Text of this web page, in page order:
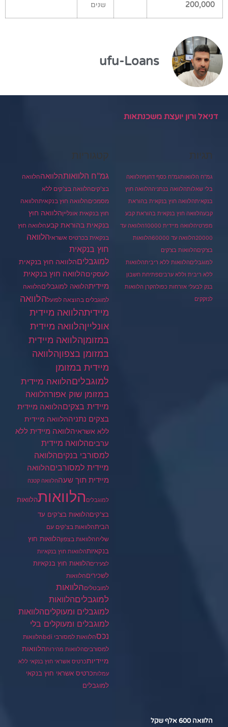
200,000
שנים
ufu-Loans
דניאל ורון יועצת משכנתאות
תגיות
גמ"ח הלוואותגמ"ח כסף דחוףהלוואה
בלי שאלותהלוואה בנתניההלוואה חוץ
בנקאיתהלוואה חוץ בנקאית בהוראת
קבעהלוואה חוץ בנקאית בהוראת קבע
מפרטיהלוואה מיידית 10000
הלוואה עד
20000הלוואה עד 60000
הלוואות
בצ'קיםהלוואות בצ'קים
למוגבליםהלוואות ללא ריביתהלוואות
ללא ריבית וללא ערביםפתיחת חשבון
בנק לבעלי אזרחות כפולהקרן הלוואות
לנזקקים
קטגוריות
גמ"ח הלוואותהלוואההלוואה
בצ'קיםהלוואה בצ'קים ללא
מסמכיםהלוואה חוץ בנקאיתהלוואה
חוץ בנקאית אונלייןהלוואה חוץ
בנקאית בהוראת קבעהלוואה חוץ
בנקאית בכרטיס אשראיהלוואה
חוץ בנקאית
למוגבליםהלוואה חוץ בנקאית
לעסקיםהלוואה חוץ בנקאית
מיידיתהלוואה למוגבליםהלוואה
למוגבלים בהוצאה לפועלהלוואה
מיידיתהלוואה מיידית
אונלייןהלוואה מיידית
במזומןהלוואה מיידית
במזומן בצפוןהלוואה
מיידית במזומן
למוגבליםהלוואה מיידית
במזומן שוק אפורהלוואה
מיידית בצקיםהלוואה מיידית
בצקים נתניההלוואה מיידית
ללא אשראיהלוואה מיידית ללא
ערביםהלוואה מיידית
למסורבי בנקיםהלוואה
מיידית למסורביםהלוואה
מיידית תוך שעההלוואה קטנה
למוגבלים הלוואותהלוואות
בצ'קיםהלוואות בצ'קים עד
הביתהלוואות בצ'קים עם
שליחהלוואות בצפוןהלוואות חוץ
בנקאיותהלוואות חוץ בנקאיות
לצעיריםהלוואות חוץ בנקאיות
לשכיריםהלוואות
למובטליםהלוואות
למוגבליםהלוואות
למוגבלים ומעוקליםהלוואות
למוגבלים ומעוקלים בלי
נכסהלוואות למסורבי bdi
הלוואות
למסורביםהלוואות מהירותהלוואות
מיידיותכרטיס אשראי חוץ בנקאי ללא
עמלותכרטיס אשראי חוץ בנקאי
למוגבלים
הלוואה 600 אלף שקל